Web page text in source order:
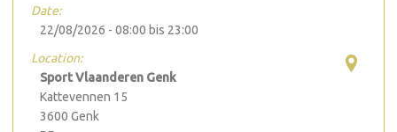
Date:
22/08/2026 - 08:00 bis 23:00
Location:
Sport Vlaanderen Genk
Kattevennen 15
3600 Genk